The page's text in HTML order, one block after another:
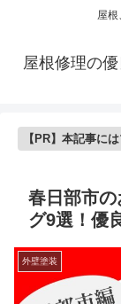
屋根
屋根修理の
【PR】本記事に
春日部市
グ9選！優
外壁塗装